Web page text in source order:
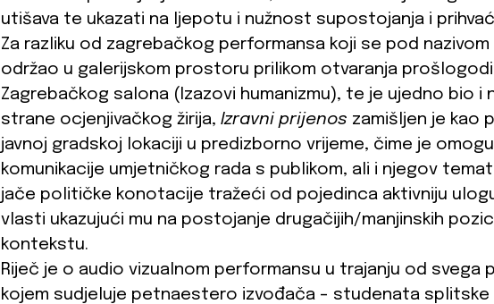
utišava te ukazati na ljepotu i nužnost supostojanja i
Za razliku od zagrebačkog performansa koji se pod nazivom
održao u galerijskom prostoru prilikom otvaranja
Zagrebačkog salona (Izazovi humanizmu), te je ujedno bio i
strane ocjenjivačkog žirija, Izravni prijenos zamišljen je kao
javnoj gradskoj lokaciji u predizborno vrijeme, čime je
komunikacije umjetničkog rada s publikom, ali i njegov
jače političke konotacije tražeći od pojedinca aktivniju
vlasti ukazujući mu na postojanje drugačijih/manjinskih
kontekstu.
Riječ je o audio vizualnom performansu u trajanju od svega
kojem sudjeluje petnaestero izvođača - studenata splitske